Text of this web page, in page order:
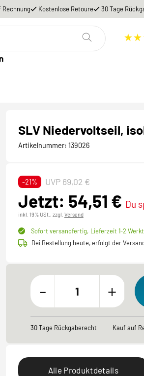
Rechnung Kostenlose Retoure 30 Tage
SLV Niedervoltseil,
Artikelnummer: 139026
-21% UVP 69,02 €
Jetzt: 54,51 € Du
inkl. 19% USt., zzgl. Versand
Sofort versandfertig, Lieferzeit 1-2
Bei Bestellung heute, erfolgt der
- +
30 Tage Rückgaberecht Kauf auf
Alle Produktdetails